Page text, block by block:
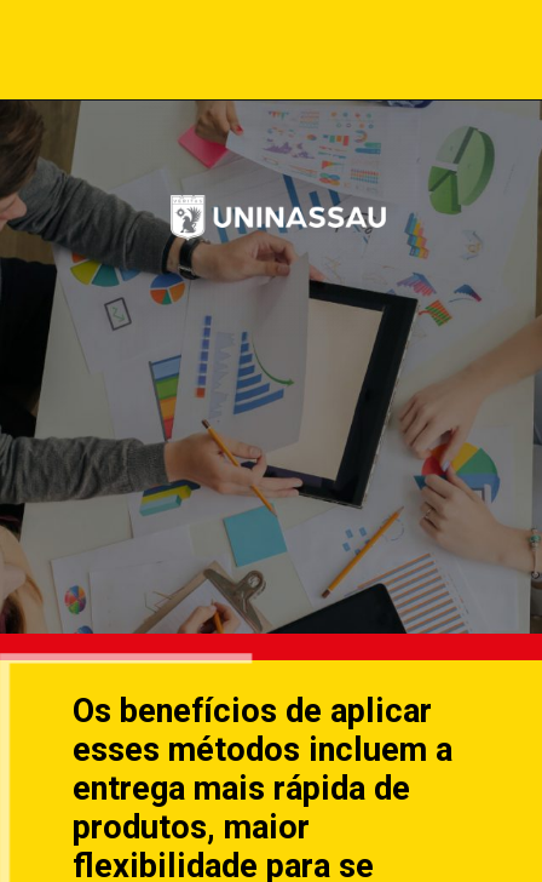
Os benefícios de aplicar
esses métodos incluem a
entrega mais rápida de
produtos, maior
flexibilidade para se